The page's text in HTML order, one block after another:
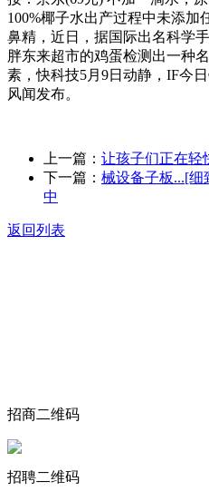
100%椰子水出产过程中未添加
鼻精，近日，据国际出名科学
胖东来超市的鸡蛋检测出一种
素，快科技5月9日动静，IF今
风闻发布。
上一篇： 让孩子们正在轻
下一篇： 械设备子板...[细
中
返回列表
招商二维码
招聘二维码